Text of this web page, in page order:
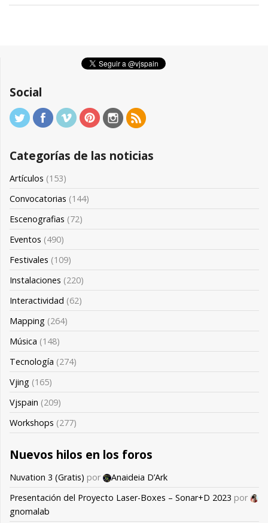
Social
Categorías de las noticias
Artículos (153)
Convocatorias (144)
Escenografias (72)
Eventos (490)
Festivales (109)
Instalaciones (220)
Interactividad (62)
Mapping (264)
Música (148)
Tecnología (274)
Vjing (165)
Vjspain (209)
Workshops (277)
Nuevos hilos en los foros
Nuvation 3 (Gratis) por
Anaideia D’Ark
Presentación del Proyecto Laser-Boxes – Sonar+D 2023 por
gnomalab